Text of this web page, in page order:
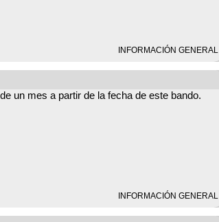
INFORMACIÓN GENERAL
un mes a partir de la fecha de este bando.
INFORMACIÓN GENERAL